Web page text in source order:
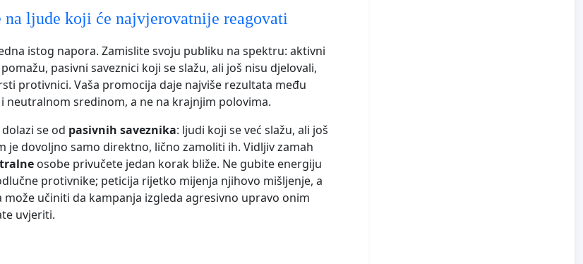
na ljude koji će najvjerovatnije reagovati
istog napora. Zamislite svoju publiku na spektru: aktivni
pasivni saveznici koji se slažu, ali još nisu djelovali,
protivnici. Vaša promocija daje najviše rezultata među
neutralnom sredinom, a ne na krajnjim polovima.
se od pasivnih saveznika: ljudi koji se već slažu, ali još
je dovoljno samo direktno, lično zamoliti ih. Vidljiv zamah
osobe privučete jedan korak bliže. Ne gubite energiju
protivnike; peticija rijetko mijenja njihovo mišljenje, a
može učiniti da kampanja izgleda agresivno upravo onim
uvjeriti.